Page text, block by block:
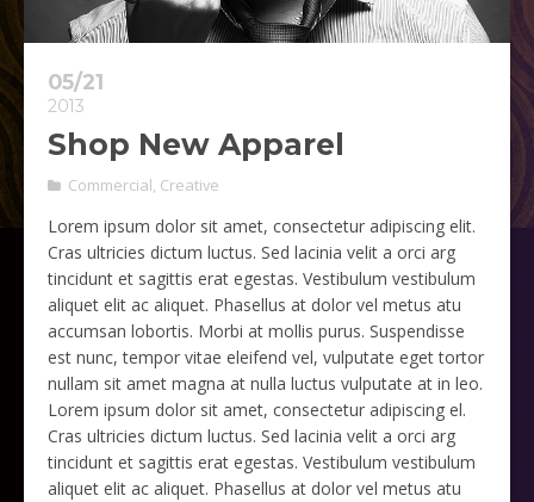
05/21
2013
Shop New Apparel
Commercial, Creative
Lorem ipsum dolor sit amet, consectetur adipiscing elit.
Cras ultricies dictum luctus. Sed lacinia velit a orci arg
tincidunt et sagittis erat egestas. Vestibulum vestibulum
aliquet elit ac aliquet. Phasellus at dolor vel metus atu
accumsan lobortis. Morbi at mollis purus. Suspendisse
est nunc, tempor vitae eleifend vel, vulputate eget tortor
nullam sit amet magna at nulla luctus vulputate at in leo.
Lorem ipsum dolor sit amet, consectetur adipiscing el.
Cras ultricies dictum luctus. Sed lacinia velit a orci arg
tincidunt et sagittis erat egestas. Vestibulum vestibulum
aliquet elit ac aliquet. Phasellus at dolor vel metus atu